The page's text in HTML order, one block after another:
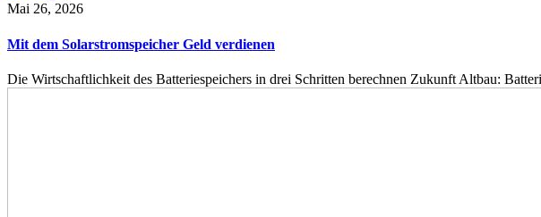
Mai 26, 2026
Mit dem Solarstromspeicher Geld verdienen
Die Wirtschaftlichkeit des Batteriespeichers in drei Schritten berechnen Zukunft Altbau: